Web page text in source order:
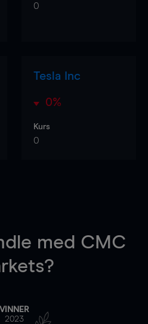
0
Tesla Inc
0%
Kurs
0
med CMC
VINNER
2023